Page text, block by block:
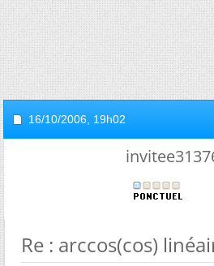
16/10/2006, 19h02
Re : arccos(cos)